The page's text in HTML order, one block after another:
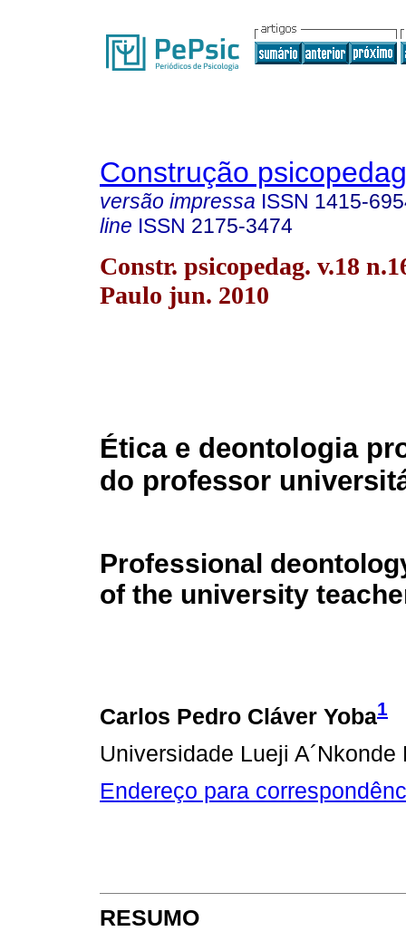
Construção
versão impressa ISSN 1415-
line ISSN 2175-3474
Constr. psicopedag. v.18
Paulo jun. 2010
Ética e deontologia
do professor
Professional
of the university
Carlos Pedro Cláver Yoba1
Universidade Lueji
Endereço para
RESUMO